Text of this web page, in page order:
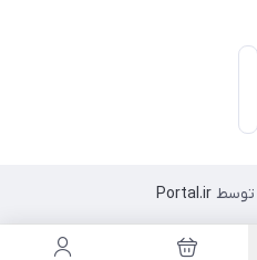
توسطPortal.ir